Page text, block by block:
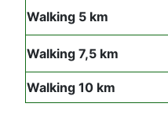
Walking 5 km
Walking 7,5 km
Walking 10 km